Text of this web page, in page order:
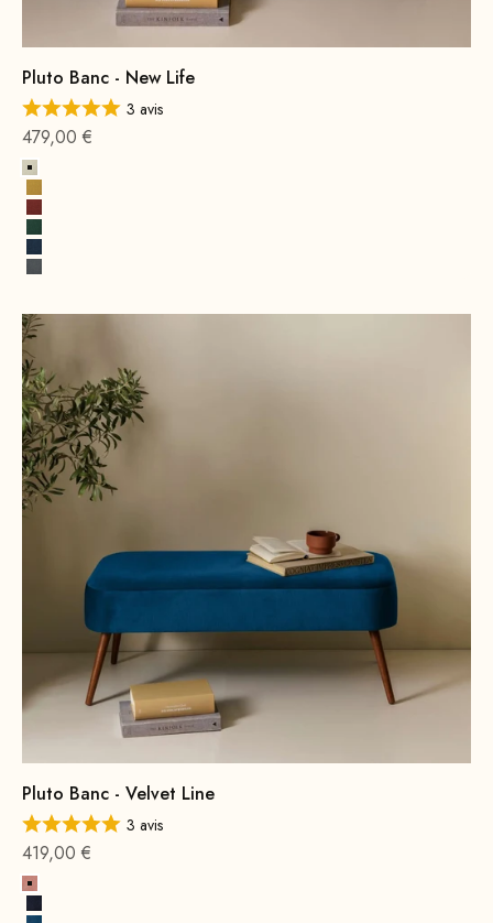
Pluto Banc - New Life
3 avis
Offre à partir de
479,00 €
Albâtre
Jaune soleil
Terre cuite
Vert opale
Bleu cobalt
Gris roche
Pluto Banc - Velvet Line
3 avis
Offre à partir de
419,00 €
Rose
Bleu marine